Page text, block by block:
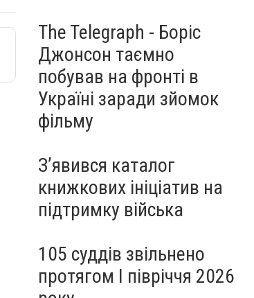
The Telegraph - Боріс
Джонсон таємно
побував на фронті в
Україні заради зйомок
фільму
З’явився каталог
книжкових ініціатив на
підтримку війська
105 суддів звільнено
протягом I півріччя 2026